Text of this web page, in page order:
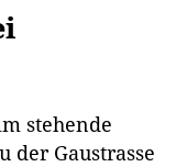
stehende
der Gaustrasse